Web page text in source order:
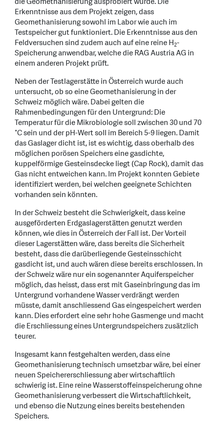
Erkenntnisse aus dem Projekt zeigen, dass
Geomethanisierung sowohl im Labor wie auch im
Testspeicher gut funktioniert. Die Erkenntnisse aus den
Feldversuchen sind zudem auch auf eine reine H2-
Speicherung anwendbar, welche die RAG Austria AG in
einem anderen Projekt prüft.
Neben der Testlagerstätte in Österreich wurde auch
untersucht, ob so eine Geomethanisierung in der
Schweiz möglich wäre. Dabei gelten die
Rahmenbedingungen für den Untergrund: Die
Temperatur für die Mikrobiologie soll zwischen 30 und 70
°C sein und der pH-Wert soll im Bereich 5-9 liegen. Damit
das Gaslager dicht ist, ist es wichtig, dass oberhalb des
möglichen porösen Speichers eine gasdichte,
kuppelförmige Gesteinsdecke liegt (Cap Rock), damit das
Gas nicht entweichen kann. Im Projekt konnten Gebiete
identifiziert werden, bei welchen geeignete Schichten
vorhanden sein könnten.
In der Schweiz besteht die Schwierigkeit, dass keine
ausgeförderten Erdgaslagerstätten genutzt werden
können, wie dies in Österreich der Fall ist. Der Vorteil
dieser Lagerstätten wäre, dass bereits die Sicherheit
besteht, dass die darüberliegende Gesteinsschicht
gasdicht ist, und auch wären diese bereits erschlossen. In
der Schweiz wäre nur ein sogenannter Aquiferspeicher
möglich, das heisst, dass erst mit Gaseinbringung das im
Untergrund vorhandene Wasser verdrängt werden
müsste, damit anschliessend Gas eingespeichert werden
kann. Dies erfordert eine sehr hohe Gasmenge und macht
die Erschliessung eines Untergrundspeichers zusätzlich
teurer.
Insgesamt kann festgehalten werden, dass eine
Geomethanisierung technisch umsetzbar wäre, bei einer
neuen Speichererschliessung aber wirtschaftlich
schwierig ist. Eine reine Wasserstoffeinspeicherung ohne
Geomethanisierung verbessert die Wirtschaftlichkeit,
und ebenso die Nutzung eines bereits bestehenden
Speichers.